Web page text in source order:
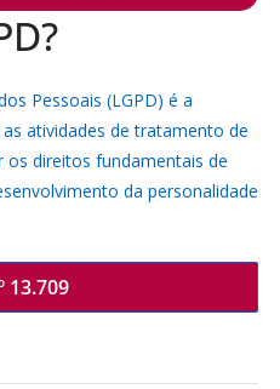
Pessoais (LGPD) é a
atividades de tratamento de
os direitos fundamentais de
da personalidade
13.709